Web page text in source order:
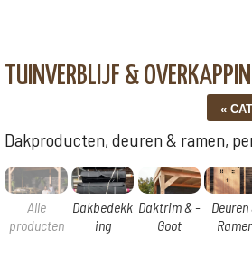
TUINVERBLIJF &
Dakproducten, deuren & ramen,
Alle
producten
Dakbedekk
ing
Daktrim & -
Goot
Deuren